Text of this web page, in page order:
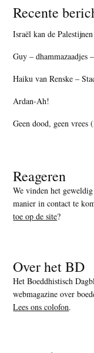
Recente
Israël kan de
Guy – dhammazaadjes
Haiku van Renske –
Ardan-Ah!
Geen dood, geen vrees
Reageren
We vinden het
manier in contact te
toe op de site?
Over het BD
Het Boeddhistisch
webmagazine over
Lees ons colofon.